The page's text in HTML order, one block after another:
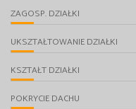
ZAGOSP. DZIAŁKI
UKSZTAŁTOWANIE DZIAŁKI
KSZTAŁT DZIAŁKI
POKRYCIE DACHU